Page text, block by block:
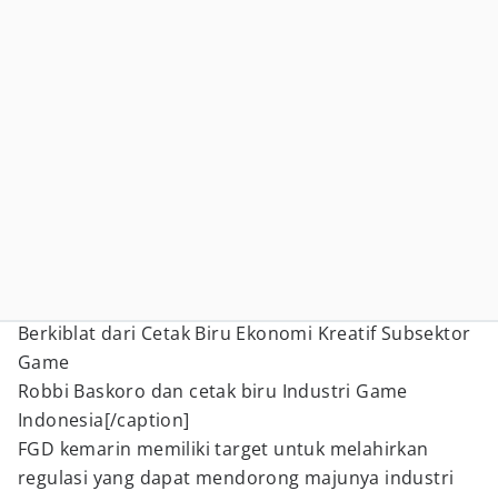
Berkiblat dari Cetak Biru Ekonomi Kreatif Subsektor
Game
Robbi Baskoro dan cetak biru Industri Game
Indonesia[/caption]
FGD kemarin memiliki target untuk melahirkan
regulasi yang dapat mendorong majunya industri